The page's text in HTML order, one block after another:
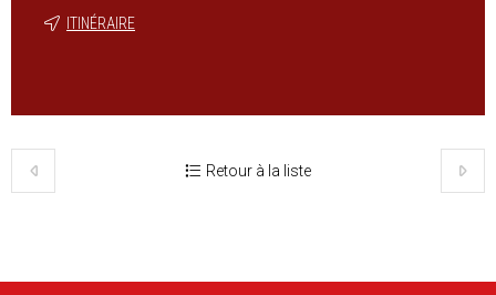
ITINÉRAIRE
Retour à la liste